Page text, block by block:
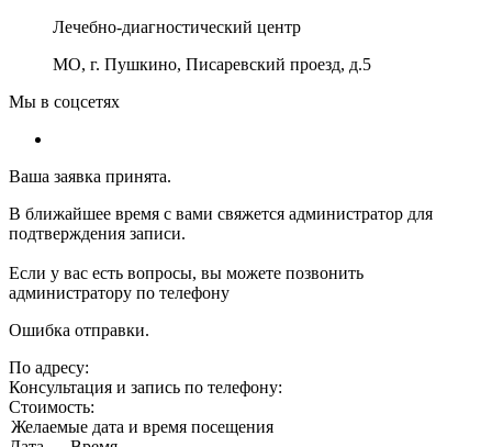
Лечебно-диагностический центр
МО, г. Пушкино, Писаревский проезд, д.5
Мы в соцсетях
Ваша заявка принята.
В ближайшее время с вами свяжется администратор для
подтверждения записи.
Если у вас есть вопросы, вы можете позвонить
администратору по телефону
Ошибка отправки.
По адресу:
Консультация и запись по телефону:
Стоимость:
Желаемые дата и время посещения